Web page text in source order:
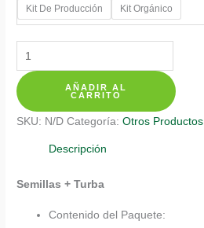
Kit De Producción
Kit Orgánico
Kits
De
Siembra
Para
Sandia
Jubilee
AÑADIR AL
CARRITO
SKU: N/D Categoría:Otros Productos
Descripción
Semillas + Turba
Contenido del Paquete: